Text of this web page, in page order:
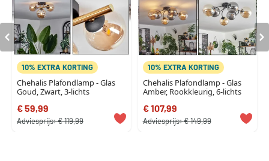
10% EXTRA KORTING
Chehalis Plafondlamp - Glas
Goud, Zwart, 3-lichts
€ 59,99
Adviesprijs:€ 119,99
10% EXTRA KORTING
Chehalis Plafondlamp - Glas
Amber, Rookkleurig, 6-lichts
€ 107,99
Adviesprijs:€ 149,99